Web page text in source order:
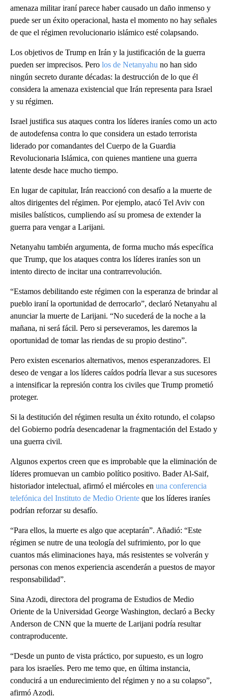
amenaza militar iraní parece haber causado un daño inmenso y
puede ser un éxito operacional, hasta el momento no hay señales
de que el régimen revolucionario islámico esté colapsando.
Los objetivos de Trump en Irán y la justificación de la guerra
pueden ser imprecisos. Pero los de Netanyahu no han sido
ningún secreto durante décadas: la destrucción de lo que él
considera la amenaza existencial que Irán representa para Israel
y su régimen.
Israel justifica sus ataques contra los líderes iraníes como un acto
de autodefensa contra lo que considera un estado terrorista
liderado por comandantes del Cuerpo de la Guardia
Revolucionaria Islámica, con quienes mantiene una guerra
latente desde hace mucho tiempo.
En lugar de capitular, Irán reaccionó con desafío a la muerte de
altos dirigentes del régimen. Por ejemplo, atacó Tel Aviv con
misiles balísticos, cumpliendo así su promesa de extender la
guerra para vengar a Larijani.
Netanyahu también argumenta, de forma mucho más específica
que Trump, que los ataques contra los líderes iraníes son un
intento directo de incitar una contrarrevolución.
“Estamos debilitando este régimen con la esperanza de brindar al
pueblo iraní la oportunidad de derrocarlo”, declaró Netanyahu al
anunciar la muerte de Larijani. “No sucederá de la noche a la
mañana, ni será fácil. Pero si perseveramos, les daremos la
oportunidad de tomar las riendas de su propio destino”.
Pero existen escenarios alternativos, menos esperanzadores. El
deseo de vengar a los líderes caídos podría llevar a sus sucesores
a intensificar la represión contra los civiles que Trump prometió
proteger.
Si la destitución del régimen resulta un éxito rotundo, el colapso
del Gobierno podría desencadenar la fragmentación del Estado y
una guerra civil.
Algunos expertos creen que es improbable que la eliminación de
líderes promuevan un cambio político positivo. Bader Al-Saif,
historiador intelectual, afirmó el miércoles en una conferencia
telefónica del Instituto de Medio Oriente que los líderes iraníes
podrían reforzar su desafío.
“Para ellos, la muerte es algo que aceptarán”. Añadió: “Este
régimen se nutre de una teología del sufrimiento, por lo que
cuantos más eliminaciones haya, más resistentes se volverán y
personas con menos experiencia ascenderán a puestos de mayor
responsabilidad”.
Sina Azodi, directora del programa de Estudios de Medio
Oriente de la Universidad George Washington, declaró a Becky
Anderson de CNN que la muerte de Larijani podría resultar
contraproducente.
“Desde un punto de vista práctico, por supuesto, es un logro
para los israelíes. Pero me temo que, en última instancia,
conducirá a un endurecimiento del régimen y no a su colapso”,
afirmó Azodi.